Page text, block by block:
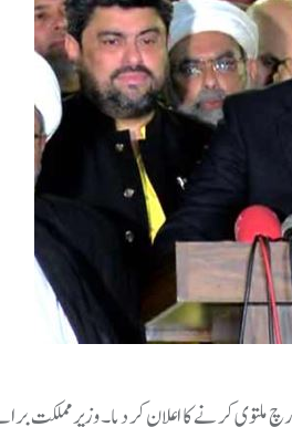
کرنے کا اعلان کر دیا۔وزیر مملکت